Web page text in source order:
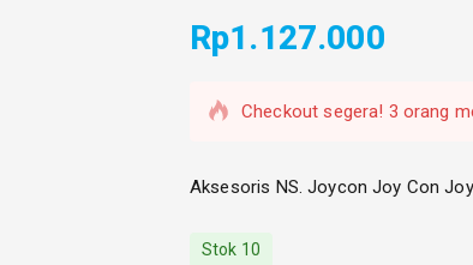
Rp1.127.000
8 produk terjual dalam 1 jam
Checkout segera! 3 orang
Aksesoris NS. Joycon Joy Con
Stok 10